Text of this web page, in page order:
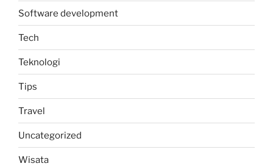
Software development
Tech
Teknologi
Tips
Travel
Uncategorized
Wisata